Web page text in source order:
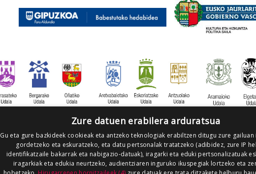
Zure datuen erabilera arduratsua
Gu eta gure bazkideek cookieak eta antzeko teknologiak erabiltzen ditugu zure
gordetzeko eta eskuratzeko, eta datu pertsonalak tratatzeko (adibidez, zure IP
identifikatzaile bakarrak eta nabigazio-datuak), iragarki eta eduki pertsonalizatuak
iragarkiak eta edukia neurtzeko, audientziaren inguruko ikuspegiak lortzeko eta